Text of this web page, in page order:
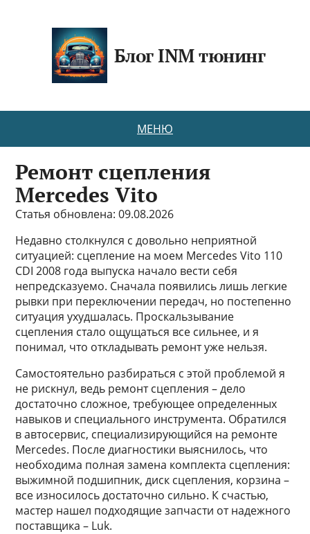
Блог INM тюнинг
МЕНЮ
Ремонт сцепления
Mercedes Vito
Статья обновлена: 09.08.2026
Недавно столкнулся с довольно неприятной
ситуацией: сцепление на моем Mercedes Vito 110
CDI 2008 года выпуска начало вести себя
непредсказуемо. Сначала появились лишь легкие
рывки при переключении передач, но постепенно
ситуация ухудшалась. Проскальзывание
сцепления стало ощущаться все сильнее, и я
понимал, что откладывать ремонт уже нельзя.
Самостоятельно разбираться с этой проблемой я
не рискнул, ведь ремонт сцепления – дело
достаточно сложное, требующее определенных
навыков и специального инструмента. Обратился
в автосервис, специализирующийся на ремонте
Mercedes. После диагностики выяснилось, что
необходима полная замена комплекта сцепления:
выжимной подшипник, диск сцепления, корзина –
все износилось достаточно сильно. К счастью,
мастер нашел подходящие запчасти от надежного
поставщика – Luk.